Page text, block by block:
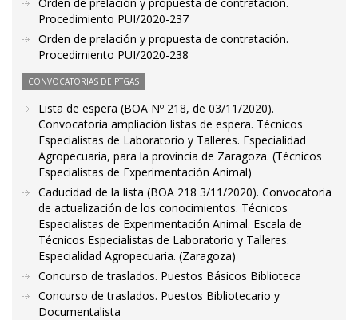
Procedimiento PUI/2020-237
Orden de prelación y propuesta de contratación.
Procedimiento PUI/2020-238
CONVOCATORIAS DE PTGAS
Lista de espera (BOA Nº 218, de 03/11/2020).
Convocatoria ampliación listas de espera. Técnicos
Especialistas de Laboratorio y Talleres. Especialidad
Agropecuaria, para la provincia de Zaragoza. (Técnicos
Especialistas de Experimentación Animal)
Caducidad de la lista (BOA 218 3/11/2020). Convocatoria
de actualización de los conocimientos. Técnicos
Especialistas de Experimentación Animal. Escala de
Técnicos Especialistas de Laboratorio y Talleres.
Especialidad Agropecuaria. (Zaragoza)
Concurso de traslados. Puestos Básicos Biblioteca
Concurso de traslados. Puestos Bibliotecario y
Documentalista